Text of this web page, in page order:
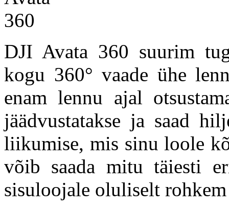
DJI Avata 360 suurim
kogu 360° vaade ühe
enam lennu ajal
jäädvustatakse ja saad
liikumise, mis sinu loole
võib saada mitu täiesti
sisuloojale oluliselt